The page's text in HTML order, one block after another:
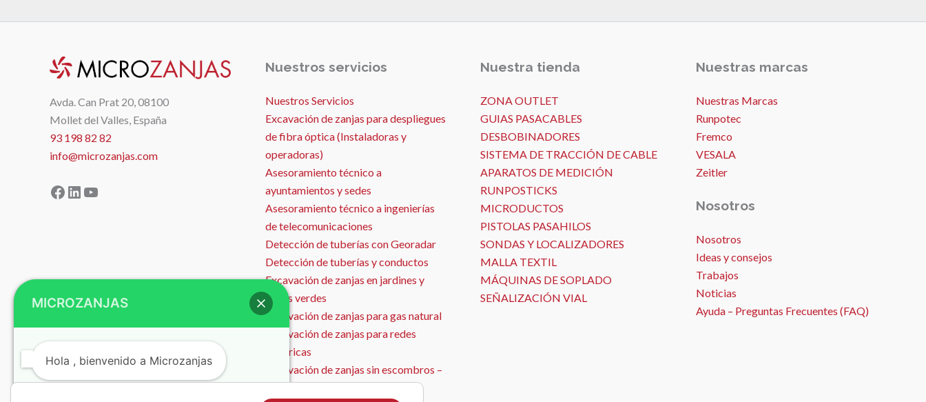
Avda. Can Prat 20, 08100
Mollet del Valles, España
93 198 82 82
info@microzanjas.com
Facebook
LinkedIn
YouTube
Nuestros servicios
Nuestros Servicios
Excavación de zanjas para despliegues
de fibra óptica (Instaladoras y
operadoras)
Asesoramiento técnico a
ayuntamientos y sedes
Asesoramiento técnico a ingenierías
de telecomunicaciones
Detección de tuberías con Georadar
Detección de tuberías y conductos
Excavación de zanjas en jardines y
zonas verdes
Excavación de zanjas para gas natural
Excavación de zanjas para redes
eléctricas
Excavación de zanjas sin escombros –
Microzanja con aspirado
Nuestra tienda
ZONA OUTLET
GUIAS PASACABLES
DESBOBINADORES
SISTEMA DE TRACCIÓN DE CABLE
APARATOS DE MEDICIÓN
RUNPOSTICKS
MICRODUCTOS
PISTOLAS PASAHILOS
SONDAS Y LOCALIZADORES
MALLA TEXTIL
MÁQUINAS DE SOPLADO
SEÑALIZACIÓN VIAL
Nuestras marcas
Nuestras Marcas
Runpotec
Fremco
VESALA
Zeitler
Nosotros
Nosotros
Ideas y consejos
Trabajos
Noticias
Ayuda – Preguntas Frecuentes (FAQ)
MICROZANJAS
Hola , bienvenido a Microzanjas